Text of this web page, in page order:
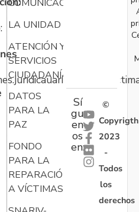
COMUNICACIONES
LA UNIDAD
ATENCIÓN Y
SERVICIOS
CIUDADANÍA
DATOS
PARA LA
PAZ
FONDO
PARA LA
REPARACIÓN
A VÍCTIMAS
Sí
gu
en
os
en:
©
Copyrigth
2023
-
Todos
los
derechos